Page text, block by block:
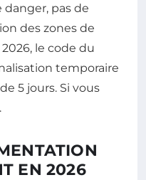
danger, pas de
des zones de
le code du
temporaire
5 jours. Si vous
EN 2026